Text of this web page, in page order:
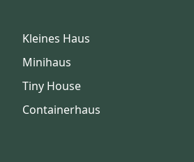
Kleines Haus
Minihaus
Tiny House
Containerhaus